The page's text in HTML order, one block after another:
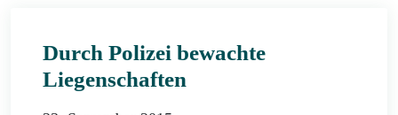
Durch Polizei bewachte
Liegenschaften